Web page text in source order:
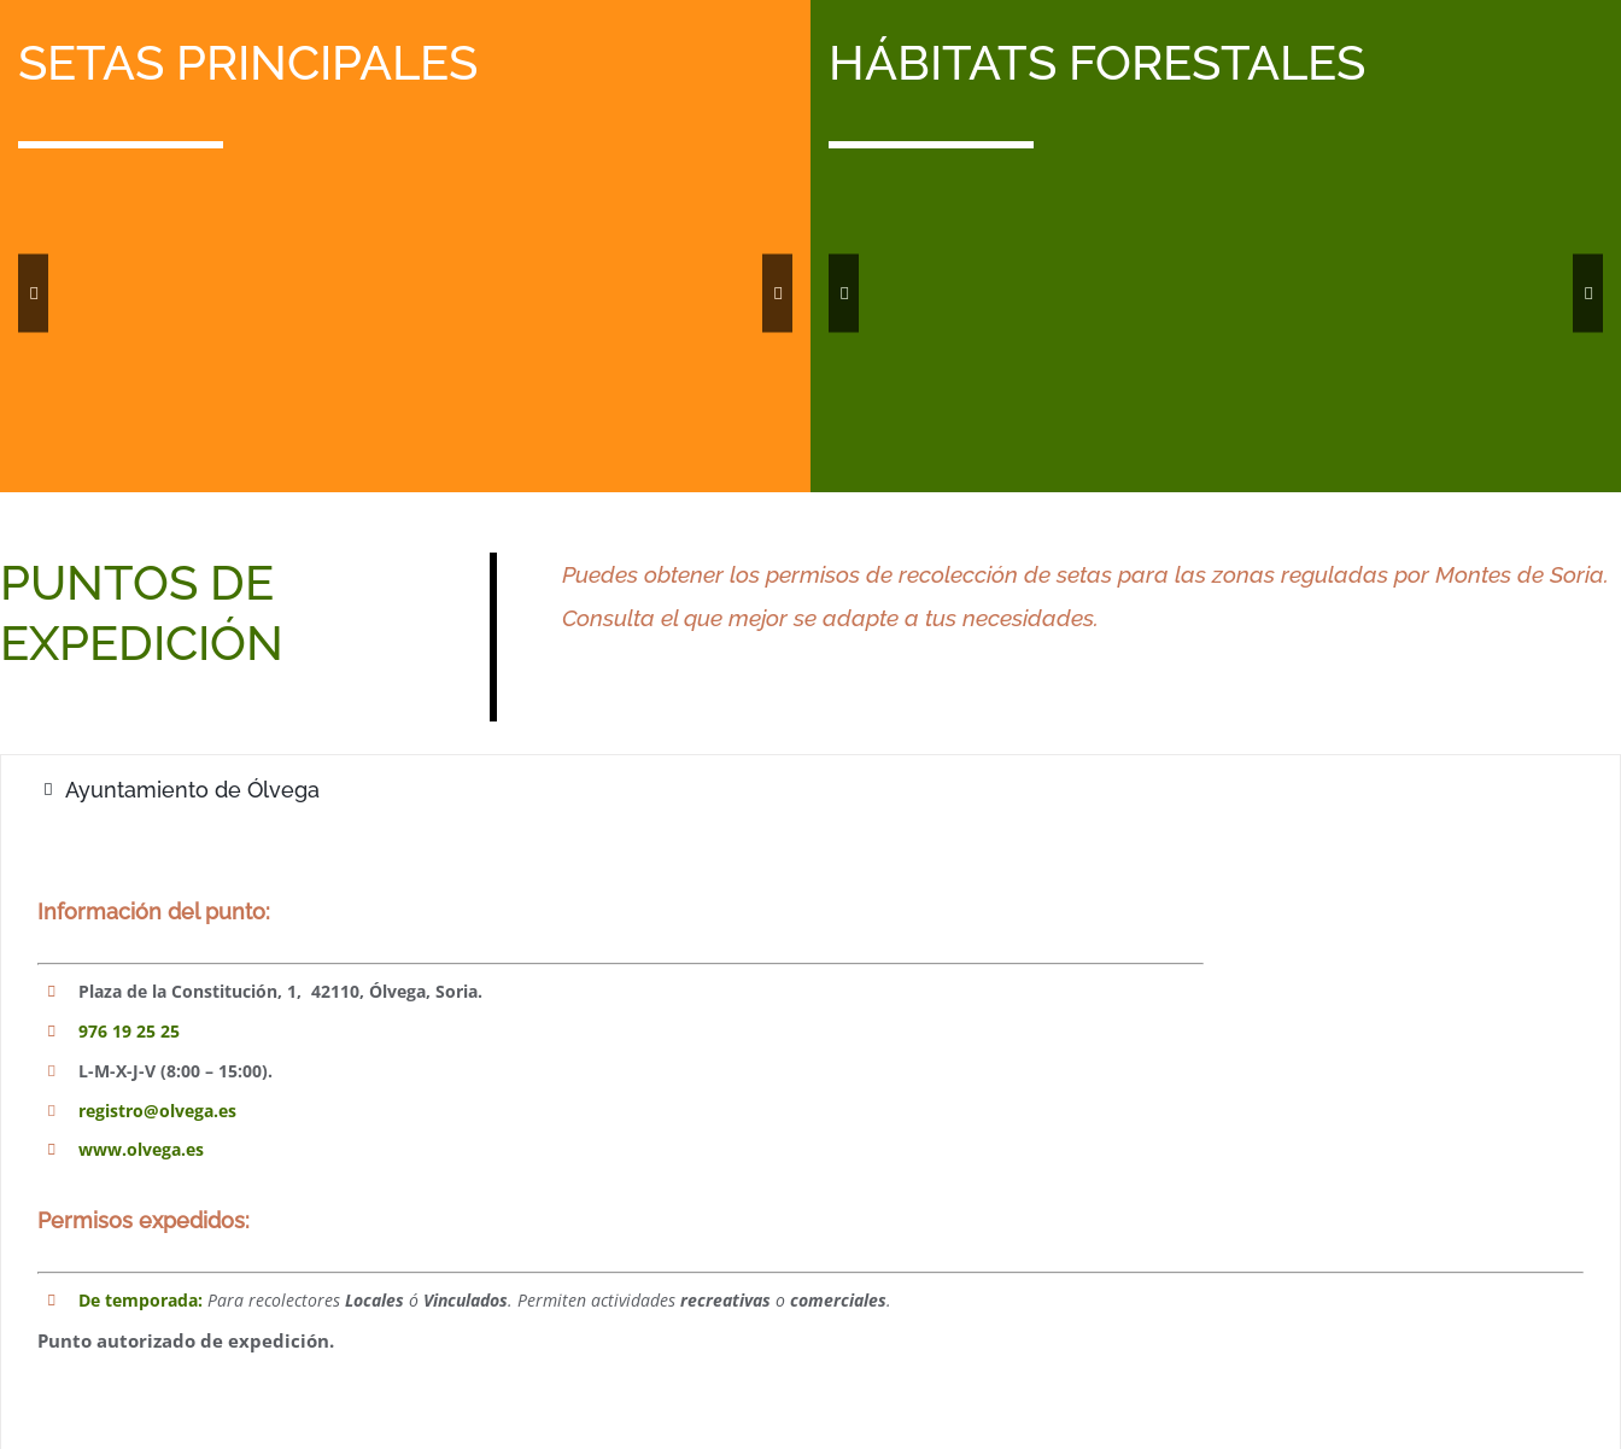
SETAS PRINCIPALES HÁBITATS FORESTALES
PUNTOS DE
EXPEDICIÓN
Puedes obtener los permisos de recolección de setas para las zonas reguladas por Montes de Soria.
Consulta el que mejorse adapte a tusnecesidades.
Ayuntamiento de Ólvega
Información del punto:
Plaza de la Constitución, 1, 42110, Ólvega, Soria.
976 19 25 25
L-M-X-J-V (8:00 – 15:00).
registro@olvega.es
www.olvega.es
Permisos expedidos:
De temporada: Para recolectores Locales ó Vinculados. Permiten actividades recreativas o comerciales.
Punto autorizado de expedición.